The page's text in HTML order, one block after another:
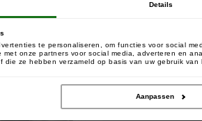
Details
te personaliseren, om functies voor social
onze partners voor social media, adverteren en
ze hebben verzameld op basis van uw gebruik van
Aanpassen